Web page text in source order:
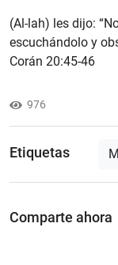
(Al-lah) les dijo:
escuchándolo y
Corán 20:45-46
976
Etiquetas
Comparte ahora